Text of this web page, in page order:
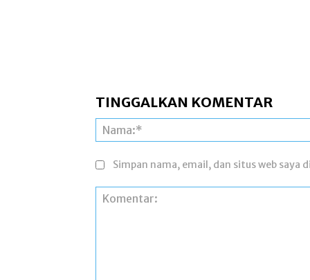
TINGGALKAN KOMENTAR
Simpan nama, email, dan situs web